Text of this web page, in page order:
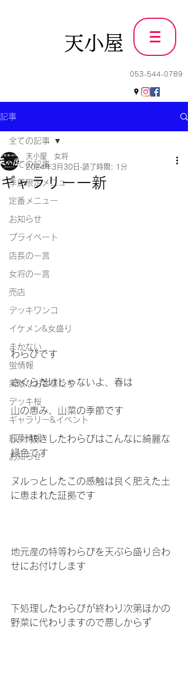
天小屋
053-544-0789
記事
全ての記事
季節限定メニュー
定番メニュー
お知らせ
プライベート
店長の一言
女将の一言
売店
デッキワンコ
イケメン&女盛り
まかない
蛍情報
素敵なお客様たち
デッキ桜
ギャラリー&イベント
紅葉情報
お知らせ
全ての記事
ギャラリー一新
天小屋 女将
2024年3月30日 読了時間: 1分
わらびです
さくらだけじゃないよ、春は
山の恵み、山菜の季節です
灰汁抜きしたわらびはこんなに綺麗な
緑色です
ヌルっとしたこの感触は良く肥えた土
に恵まれた証拠です
地元産の特等わらびを天ぷら盛り合わ
せにお付けします
下処理したわらびが終わり次第ほかの
野菜に代わりますので悪しからず